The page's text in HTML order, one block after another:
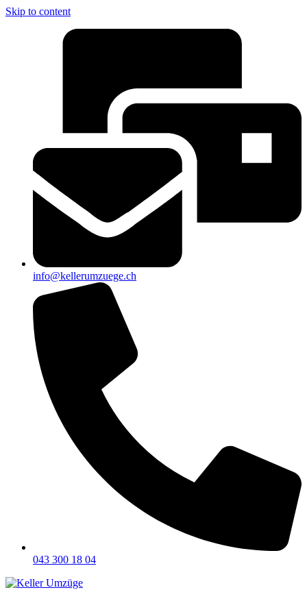
Skip to content
info@kellerumzuege.ch
043 300 18 04